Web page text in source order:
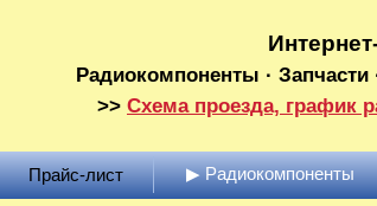
Радиокомпоненты ·
>> Схема проезда, график
Прайс-лист ▶ Радиокомпоненты